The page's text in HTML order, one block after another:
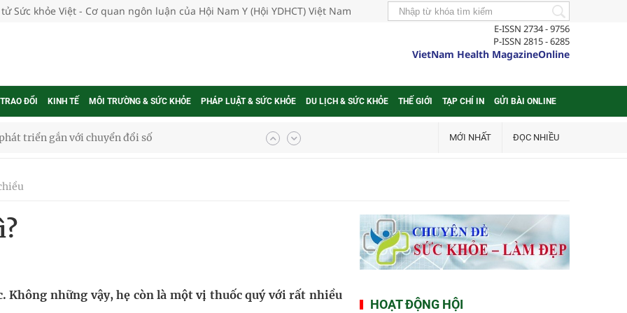
Sức khỏe Việt - Cơ quan ngôn luận của Hội Nam Y (Hội YDHCT) Việt Nam
E-ISSN 2734 - 9756
P-ISSN 2815 - 6285
VietNam Health MagazineOnline
ĐỔI KINH TẾ MÔI TRƯỜNG & SỨC KHỎE PHÁP LUẬT & SỨC KHỎE DU LỊCH & SỨC KHỎE THẾ GIỚI TẠP CHÍ IN GỬI BÀI ONLINE
triển gắn với chuyển đổi số
thuốc
MỚI NHẤT ĐỌC NHIỀU
Không những vậy, hẹ còn là một vị thuốc quý với rất nhiều
HOẠT ĐỘNG HỘI